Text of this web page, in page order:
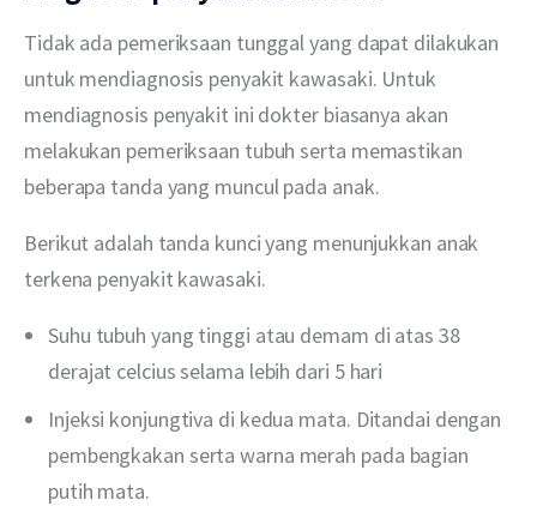
Tidak ada pemeriksaan tunggal yang dapat dilakukan
untuk mendiagnosis penyakit kawasaki. Untuk
mendiagnosis penyakit ini dokter biasanya akan
melakukan pemeriksaan tubuh serta memastikan
beberapa tanda yang muncul pada anak.
Berikut adalah tanda kunci yang menunjukkan anak
terkena penyakit kawasaki.
Suhu tubuh yang tinggi atau demam di atas 38
derajat celcius selama lebih dari 5 hari
Injeksi konjungtiva di kedua mata. Ditandai dengan
pembengkakan serta warna merah pada bagian
putih mata.